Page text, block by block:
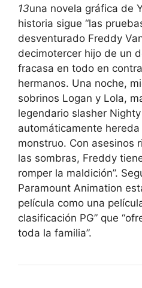
13una novela gráfica de
historia sigue “las
desventurado Freddy
decimotercer hijo de un
fracasa en todo en
hermanos. Una noche,
sobrinos Logan y Lola,
legendario slasher
automáticamente
monstruo. Con asesinos
las sombras, Freddy
romper la maldición”.
Paramount Animation
película como una
clasificación PG” que
toda la familia”.